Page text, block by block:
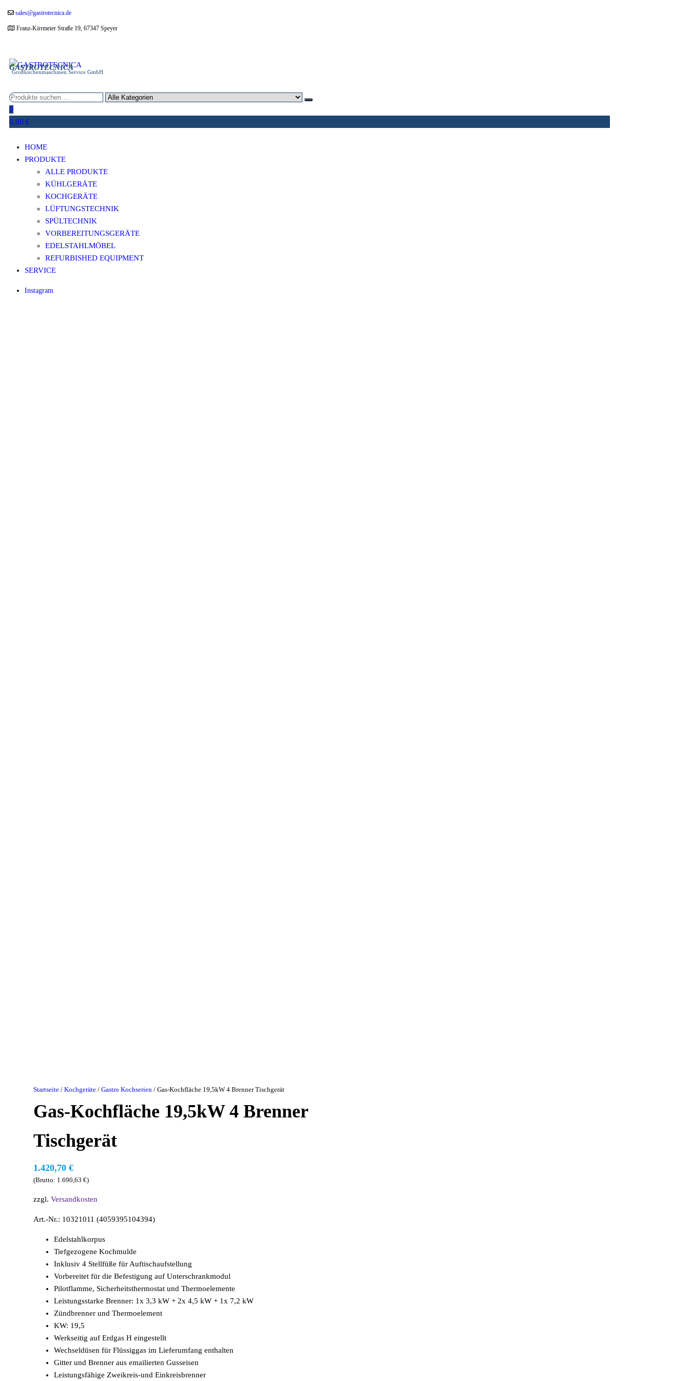
Zumsales@gastrotecnica.de
Franz-Kirrmeier Straße 19, 67347 Speyer
GASTROTECNICA
Großküchenmaschinen Service GmbH
0
0,00 €
HOME
PRODUKTE
ALLE PRODUKTE
KÜHLGERÄTE
KOCHGERÄTE
LÜFTUNGSTECHNIK
SPÜLTECHNIK
VORBEREITUNGSGERÄTE
EDELSTAHLMÖBEL
REFURBISHED EQUIPMENT
SERVICE
Instagram
Startseite /Kochgeräte /Gastro Kochserien / Gas-Kochfläche 19,5kW 4 Brenner Tischgerät
Gas-Kochfläche 19,5kW 4 Brenner
Tischgerät
1.420,70€
(Brutto: 1.690,63€)
zzgl.Versandkosten
Art.-Nr.: 10321011 (4059395104394)
Edelstahlkorpus
Tiefgezogene Kochmulde
Inklusiv 4 Stellfüße für Auftischaufstellung
Vorbereitet für die Befestigung auf Unterschrankmodul
Pilotflamme, Sicherheitsthermostat und Thermoelemente
Leistungsstarke Brenner: 1x 3,3 kW + 2x 4,5 kW + 1x 7,2 kW
Zündbrenner und Thermoelement
KW: 19,5
Werkseitig auf Erdgas H eingestellt
Wechseldüsen für Flüssiggas im Lieferumfang enthalten
Gitter und Brenner aus emailierten Gusseisen
Leistungsfähige Zweikreis-und Einkreisbrenner